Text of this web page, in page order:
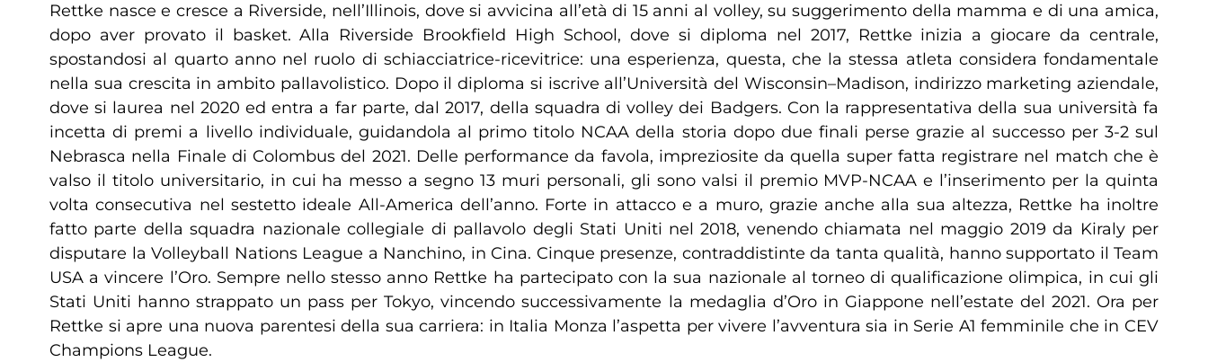
Rettke nasce e cresce a Riverside, nell’Illinois, dove si avvicina all’età di 15 anni al volley, su suggerimento della mamma e di una amica,
dopo aver provato il basket. Alla Riverside Brookfield High School, dove si diploma nel 2017, Rettke inizia a giocare da centrale,
spostandosi al quarto anno nel ruolo di schiacciatrice-ricevitrice: una esperienza, questa, che la stessa atleta considera fondamentale
nella sua crescita in ambito pallavolistico. Dopo il diploma si iscrive all’Università del Wisconsin–Madison, indirizzo marketing aziendale,
dove si laurea nel 2020 ed entra a far parte, dal 2017, della squadra di volley dei Badgers. Con la rappresentativa della sua università fa
incetta di premi a livello individuale, guidandola al primo titolo NCAA della storia dopo due finali perse grazie al successo per 3-2 sul
Nebrasca nella Finale di Colombus del 2021. Delle performance da favola, impreziosite da quella super fatta registrare nel match che è
valso il titolo universitario, in cui ha messo a segno 13 muri personali, gli sono valsi il premio MVP-NCAA e l’inserimento per la quinta
volta consecutiva nel sestetto ideale All-America dell’anno. Forte in attacco e a muro, grazie anche alla sua altezza, Rettke ha inoltre
fatto parte della squadra nazionale collegiale di pallavolo degli Stati Uniti nel 2018, venendo chiamata nel maggio 2019 da Kiraly per
disputare la Volleyball Nations League a Nanchino, in Cina. Cinque presenze, contraddistinte da tanta qualità, hanno supportato il Team
USA a vincere l’Oro. Sempre nello stesso anno Rettke ha partecipato con la sua nazionale al torneo di qualificazione olimpica, in cui gli
Stati Uniti hanno strappato un pass per Tokyo, vincendo successivamente la medaglia d’Oro in Giappone nell’estate del 2021. Ora per
Rettke si apre una nuova parentesi della sua carriera: in Italia Monza l’aspetta per vivere l’avventura sia in Serie A1 femminile che in CEV
Champions League.